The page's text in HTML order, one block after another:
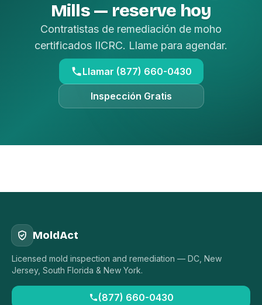
Mills — reserve hoy
Contratistas de remediación de moho
certificados IICRC. Llame para agendar.
Llamar (877) 660-0430
Inspección Gratis
MoldAct
Licensed mold inspection and remediation — DC, New
Jersey, South Florida & New York.
(877) 660-0430